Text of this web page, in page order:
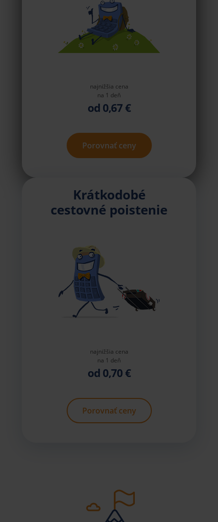
najnižšia cena
na 1 deň
od 0,67 €
Porovnať ceny
Krátkodobé
cestovné poistenie
najnižšia cena
na 1 deň
od 0,70 €
Porovnať ceny